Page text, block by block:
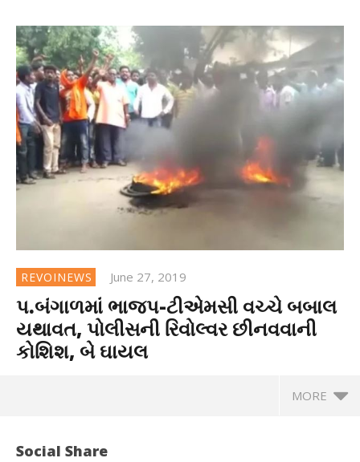
REVOINEWS June 27, 2019
પ.બંગાળમાં ભાજપ-ટીએમસી વચ્ચે બબાલ
યથાવત, પોલીસની રિવોલ્વર છીનવવાની
કોશિશ, બે ઘાયલ
MORE
Social Share